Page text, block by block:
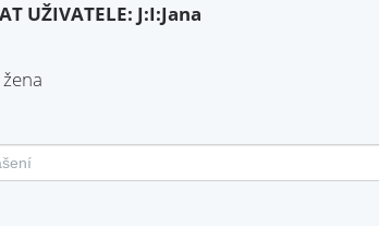
UŽIVATELE: J:I:Jana
žena